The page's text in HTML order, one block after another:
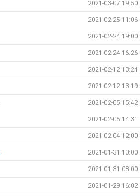
2021-03-07 19:50
2021-02-25 11:06
2021-02-24 19:00
2021-02-24 16:26
2021-02-12 13:24
2021-02-12 13:19
2021-02-05 15:42
2021-02-05 14:31
2021-02-04 12:00
2021-01-31 10:00
2021-01-31 08:00
2021-01-29 16:02